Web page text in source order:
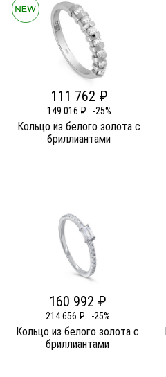
111 762 ₽
149 016 ₽ -25%
Кольцо из белого золота c
бриллиантами
160 992 ₽
214 656 ₽ -25%
Кольцо из белого золота c
бриллиантами